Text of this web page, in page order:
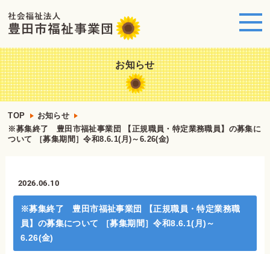
お知らせ
TOP
お知らせ
※募集終了 豊田市福祉事業団 【正規職員・特定業務職員】の募集に
ついて ［募集期間］令和8.6.1(月)～6.26(金)
2026.06.10
※募集終了 豊田市福祉事業団 【正規職員・特定業務職
員】の募集について ［募集期間］令和8.6.1(月)～
6.26(金)